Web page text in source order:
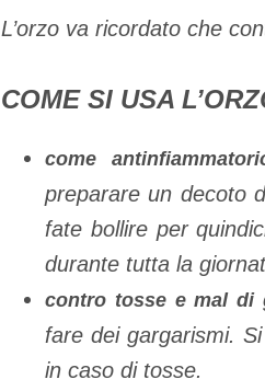
L’orzo va ricordato che
COME SI USA
come
preparare un decoto
fate bollire per
durante tutta la
contro tosse e mal di
fare dei gargarismi.
in caso di tosse.